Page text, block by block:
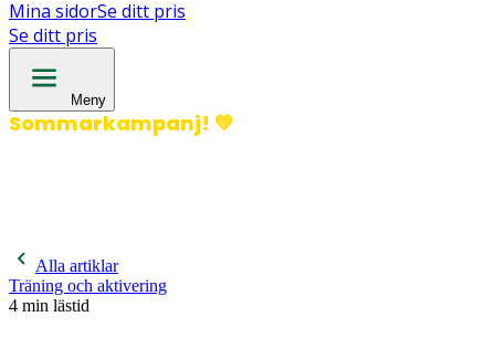
Mina sidorSe ditt pris
Se ditt pris
Meny
Sommarkampanj! 💚
Alla artiklar
Träning och aktivering
4 min lästid